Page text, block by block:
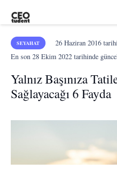
SEYAHAT 26 Haziran 2016
En son28 Ekim 2022 tarihinde
Yalnız Başınıza
Sağlayacağı 6 Fayda